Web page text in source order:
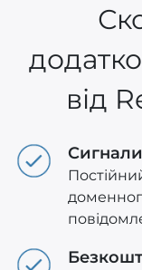
від